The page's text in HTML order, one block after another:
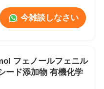
今雑談しなさい
フェノールフェニル
ード添加物 有機化学